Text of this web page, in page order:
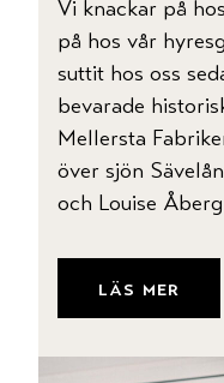
Vi knackar på
på hos vår
suttit hos oss
bevarade
Mellersta
över sjön
och Louise
läs mer